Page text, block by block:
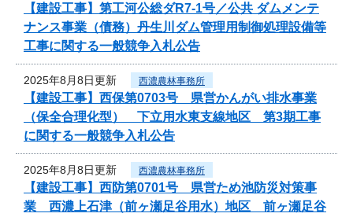
【建設工事】第工河公総ダR7-1号／公共 ダムメンテ
ナンス事業（債務）丹生川ダム管理用制御処理設備等
工事に関する一般競争入札公告
2025年8月8日更新 西濃農林事務所
【建設工事】西保第0703号 県営かんがい排水事業
（保全合理化型） 下立用水東支線地区 第3期工事
に関する一般競争入札公告
2025年8月8日更新 西濃農林事務所
【建設工事】西防第0701号 県営ため池防災対策事
業 西濃上石津（前ヶ瀬足谷用水）地区 前ヶ瀬足谷